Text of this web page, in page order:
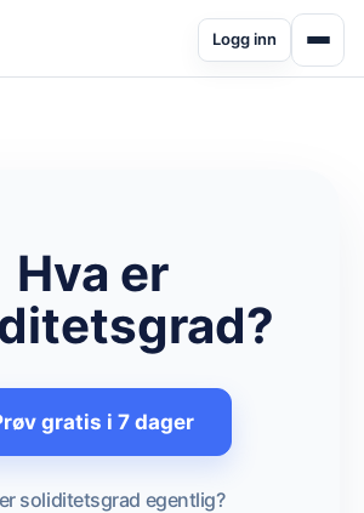
Logg inn
Hva er
gratis i 7 dager
soliditetsgrad egentlig?